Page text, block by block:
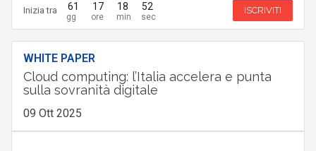
Inizia tra 61 17 18 51 ISCRIVITI
WHITE PAPER
Cloud computing: l’Italia accelera e punta
sulla sovranità digitale
09 Ott 2025